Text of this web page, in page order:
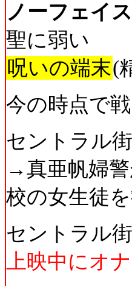
ノーフェイス
聖に弱い
呪いの端末(
今の時点で
セントラル
→真亜帆婦
校の女生徒
セントラル
上映中にオ